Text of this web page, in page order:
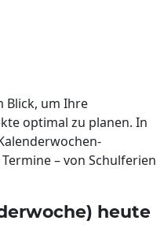
Blick, um Ihre
optimal zu planen. In
– von Schulferien
heute